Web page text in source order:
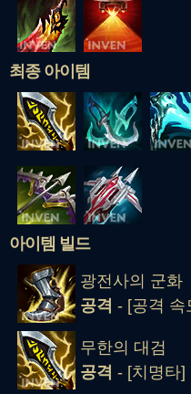
최종 아이템
아이템 빌드
광전사의 군화
공격 - [공격 속
무한의 대검
공격 - [치명타]